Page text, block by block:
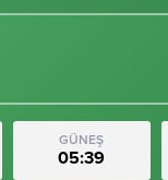
GÜNEŞ
05:39